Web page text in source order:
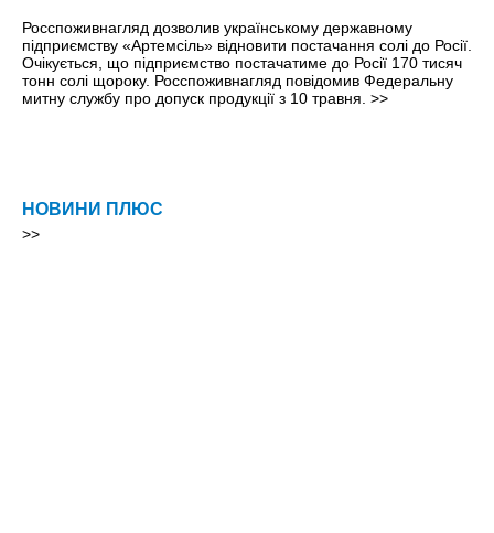
Росспоживнагляд дозволив українському державному
підприємству «Артемсіль» відновити постачання солі до Росії.
Очікується, що підприємство постачатиме до Росії 170 тисяч
тонн солі щороку. Росспоживнагляд повідомив Федеральну
митну службу про допуск продукції з 10 травня. >>
НОВИНИ ПЛЮС
>>